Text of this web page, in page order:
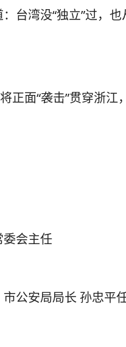
台湾没“独立”过，
正面“袭击”贯穿浙江
委会主任
公安局局长 孙忠平